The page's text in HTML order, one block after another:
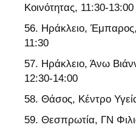
Κοινότητας, 11:30-13:00
Ηράκλειο,
11:30
Ηράκλειο, Άνω
12:30-14:00
Θάσος, Κέντρο
Θεσπρωτία, ΓΝ